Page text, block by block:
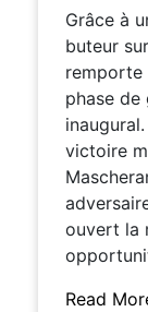
Grâce à
buteur
remporte
phase de
victoire
ouvert la
Read